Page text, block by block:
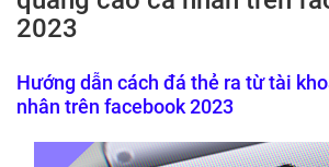
2023
Hướng dẫn cách đá thẻ ra từ tài
nhân trên facebook 2023